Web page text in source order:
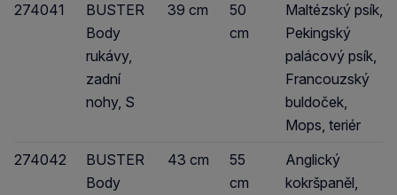
274041
BUSTER
Body
rukávy,
zadní
nohy, S
39 cm
50
cm
Maltézský psík,
Pekingský
palácový psík,
Francouzský
buldoček,
Mops, teriér
274042
BUSTER
Body
43 cm
55
cm
Anglický
kokršpaněl,